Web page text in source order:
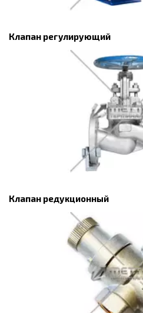
Клапан регулирующий
Клапан редукционный